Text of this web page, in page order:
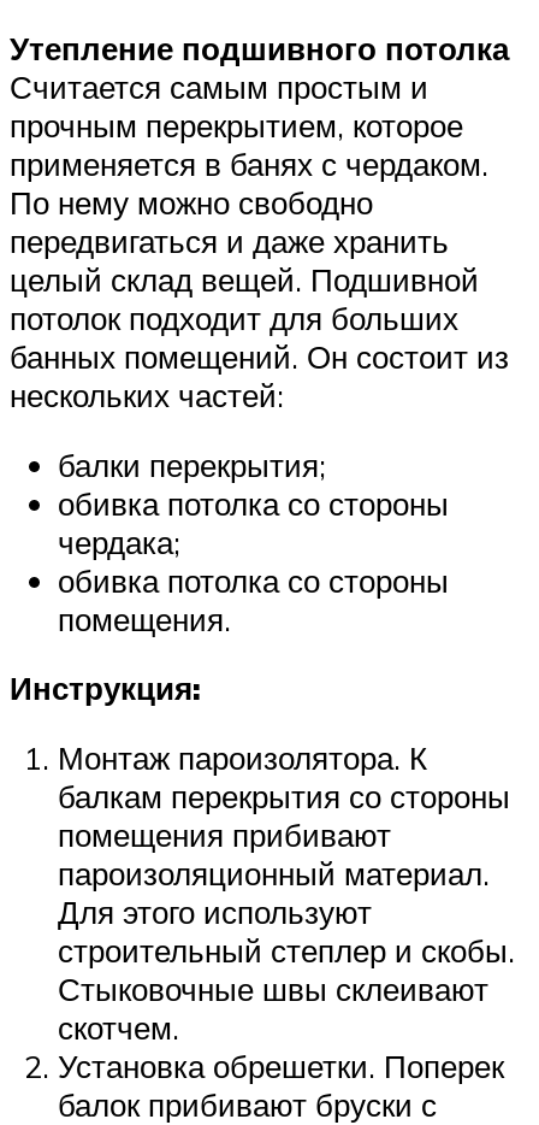
Утепление подшивного потолка
Считается самым простым и
прочным перекрытием, которое
применяется в банях с чердаком.
По нему можно свободно
передвигаться и даже хранить
целый склад вещей. Подшивной
потолок подходит для больших
банных помещений. Он состоит из
нескольких частей:
балки перекрытия;
обивка потолка со стороны
чердака;
обивка потолка со стороны
помещения.
Инструкция:
Монтаж пароизолятора. К
балкам перекрытия со стороны
помещения прибивают
пароизоляционный материал.
Для этого используют
строительный степлер и скобы.
Стыковочные швы склеивают
скотчем.
Установка обрешетки. Поперек
балок прибивают бруски с